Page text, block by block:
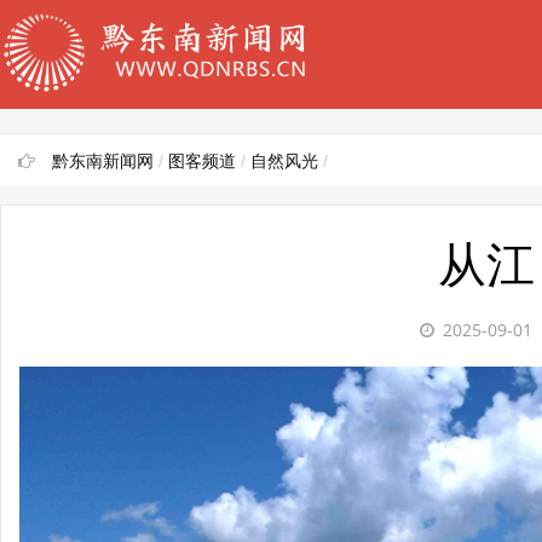
黔东南新闻网 / 图客频道 / 自然风光 /
从
2025-09-01